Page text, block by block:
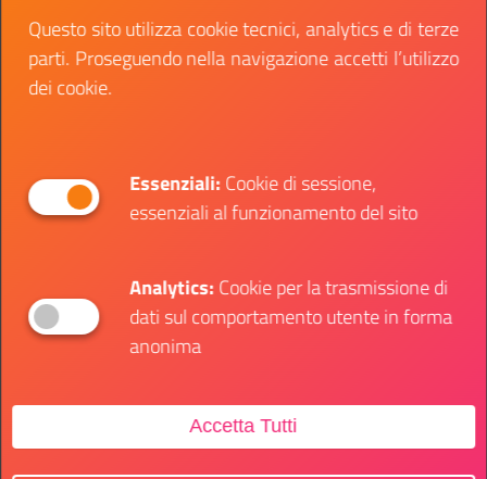
Secondo l’ONU, il potenziale maggiore per
l’industrializzazione dei Paesi in via di sviluppo si
trova nella crescita delle industrie alimentare e
tessile e del settore tecnologico.
La missione per il futuro
dell’umanità
termine per raggiungere l’obiettivo numero 9
dell’Agenda 2030:
sostenibili, forti e flessibili, ma anche
accessibili a tutti
Questo sito utilizza cookie tecnici, analytics e di terze
parti. Proseguendo nella navigazione accetti l’utilizzo
dei cookie.
Essenziali:Cookie di sessione,
essenziali al funzionamento del sito
Analytics:Cookie per la trasmissione di
dati sul comportamento utente in forma
anonima
Accetta Tutti